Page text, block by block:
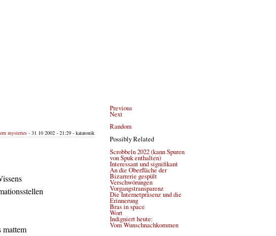
Previous
Next
Random
Possibly Related
Scrobbeln 2022 (kann Spuren
von Spuk enthalten)
Interessant und signifikant
An die Oberfläche der
Bizarrerie gespült
Verschwörungen
Vorgangstransparenz
Die Internetpräsenz und die
Erinnerung
Bras in space
Wort
Indigniert heute:
Vom Wunschnachkommen
mysteries - 31 10 2002 - 21:29 - katatonik
mattem